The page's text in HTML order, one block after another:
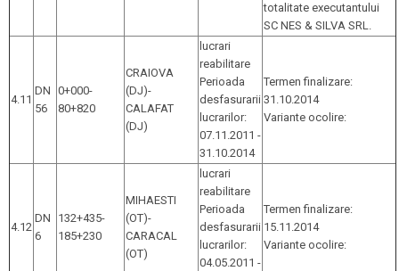
totalitate executantului
SC NES & SILVA SRL.
4.11
DN
56
0+000-
80+820
CRAIOVA
(DJ)-
CALAFAT
(DJ)
lucrari
reabilitare
Perioada
desfasurarii
lucrarilor:
07.11.2011 -
31.10.2014
Termen finalizare:
31.10.2014
Variante ocolire:
4.12
DN
6
132+435-
185+230
MIHAESTI
(OT)-
CARACAL
(OT)
lucrari
reabilitare
Perioada
desfasurarii
lucrarilor:
04.05.2011 -
Termen finalizare:
15.11.2014
Variante ocolire: